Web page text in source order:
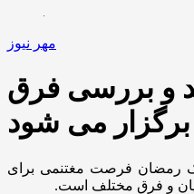
مهر نیوز
و بررسی فرق
می شود
رمضان فرصت مغتنمی برای
و فرق مختلف است.